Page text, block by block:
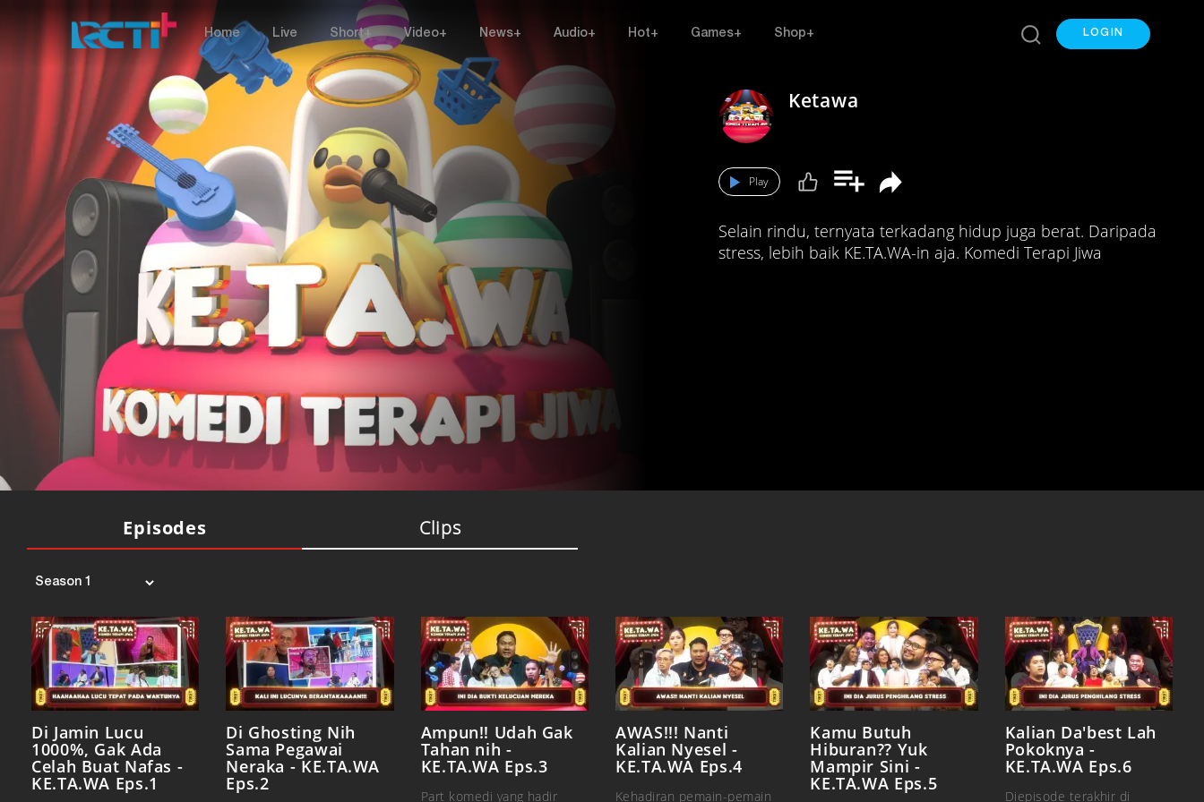
Home Live Short+ Video+ News+ Audio+ Hot+ Games+ Shop+ LOGIN
Ketawa
Play
Selain rindu, ternyata terkadang hidup juga berat. Daripada
stress, lebih baik KE.TA.WA-in aja. Komedi Terapi Jiwa
Episodes Clips
Di Jamin Lucu
1000%, Gak Ada
Celah Buat Nafas -
KE.TA.WA Eps.1
Di Ghosting Nih
Sama Pegawai
Neraka - KE.TA.WA
Eps.2
Ampun!! Udah Gak
Tahan nih -
KE.TA.WA Eps.3
Part komedi yang hadir
AWAS!!! Nanti
Kalian Nyesel -
KE.TA.WA Eps.4
Kehadiran pemain-pemain
Kamu Butuh
Hiburan?? Yuk
Mampir Sini -
KE.TA.WA Eps.5
Kalian Da'best Lah
Pokoknya -
KE.TA.WA Eps.6
Diepisode terakhir di